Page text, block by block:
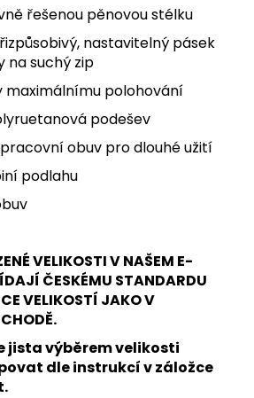
řešenou pěnovou stélku
nastavitelný pásek
na suchý zip
maximálnímu polohování
podešev
obuv pro dlouhé užití
podlahu
VELIKOSTI V NAŠEM E-
ČESKÉMU STANDARDU
VELIKOSTÍ JAKO V
jista výběrem velikosti
dle instrukcí v záložce